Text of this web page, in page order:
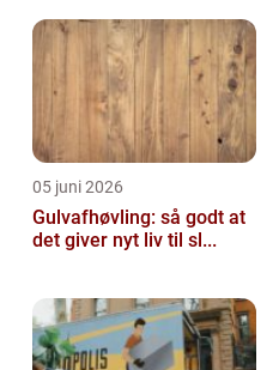
05 juni 2026
Gulvafhøvling: så godt at
det giver nyt liv til sl...